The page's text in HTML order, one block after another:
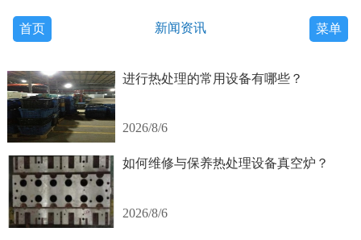
首页 新闻资讯 菜单
进行热处理的常用设备有哪些？
2026/8/6
如何维修与保养热处理设备真空炉？
2026/8/6